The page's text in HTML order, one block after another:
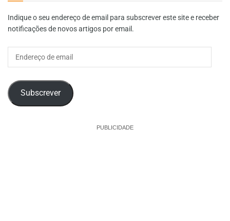
Indique o seu endereço de email para subscrever este site e receber
notificações de novos artigos por email.
Endereço
Subscrever
PUBLICIDADE